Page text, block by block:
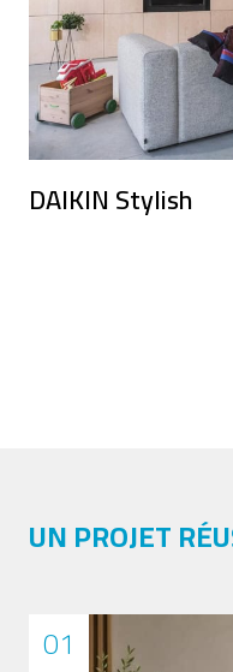
DAIKIN Stylish
UN PROJET
01